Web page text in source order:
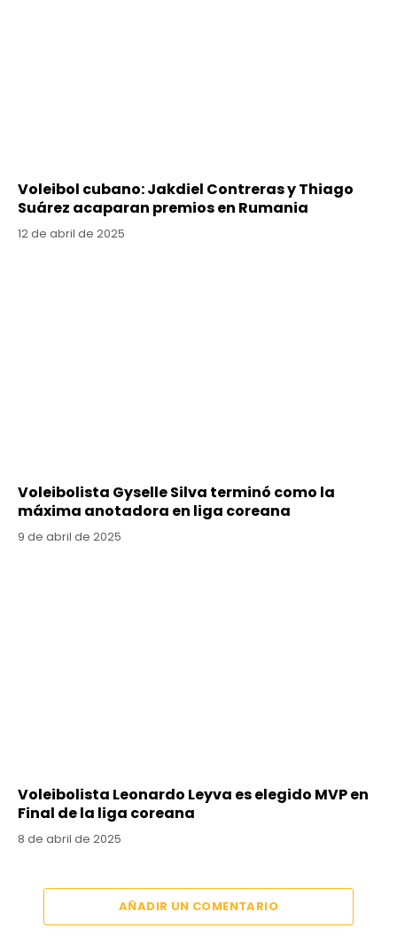
Voleibol cubano: Jakdiel Contreras y Thiago
Suárez acaparan premios en Rumania
12 de abril de 2025
Voleibolista Gyselle Silva terminó como la
máxima anotadora en liga coreana
9 de abril de 2025
Voleibolista Leonardo Leyva es elegido MVP en
Final de la liga coreana
8 de abril de 2025
AÑADIR UN COMENTARIO